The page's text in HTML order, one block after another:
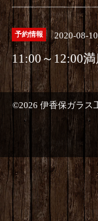
予約情報 2020-08-
11:00～12:00
©2026 伊香保ガラ